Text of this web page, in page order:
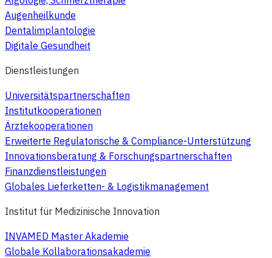
Augenheilkunde
Dentalimplantologie
Digitale Gesundheit
Dienstleistungen
Universitätspartnerschaften
Institutkooperationen
Ärztekooperationen
Erweiterte Regulatorische & Compliance-Unterstützung
Innovationsberatung & Forschungspartnerschaften
Finanzdienstleistungen
Globales Lieferketten- & Logistikmanagement
Institut für Medizinische Innovation
INVAMED Master Akademie
Globale Kollaborationsakademie